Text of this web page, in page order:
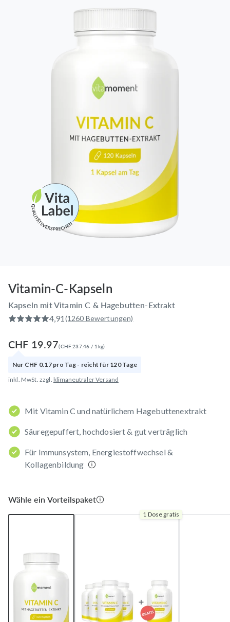
Vitamin-C-Kapseln
Kapseln mit Vitamin C & Hagebutten-Extrakt
4,91(1260 Bewertungen)
CHF 19.97(CHF 237.46 / 1 kg)
Nur CHF 0.17pro Tag- reicht für 120 Tage
inkl. MwSt. zzgl. klimaneutraler Versand
Mit Vitamin C und natürlichem Hagebuttenextrakt
Säuregepuffert, hochdosiert & gut verträglich
Für Immunsystem, Energiestoffwechsel &
Kollagenbildung
Wähle ein Vorteilspaket
1 Dose gratis